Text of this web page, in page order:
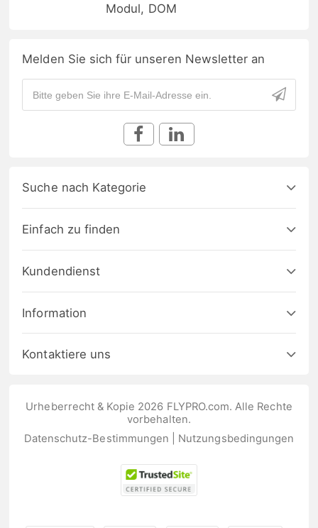
Modul, DOM
Melden Sie sich für unseren Newsletter an
Suche nach Kategorie
Einfach zu finden
Kundendienst
Information
Kontaktiere uns
Urheberrecht & Kopie 2026 FLYPRO.com. Alle Rechte
vorbehalten.
Datenschutz-Bestimmungen
Nutzungsbedingungen